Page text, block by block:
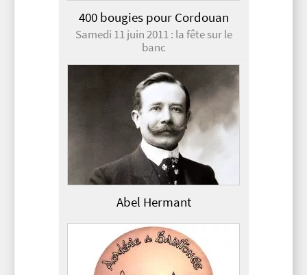
400 bougies pour Cordouan
Samedi 11 juin 2011 : la fête sur le
banc
Abel Hermant